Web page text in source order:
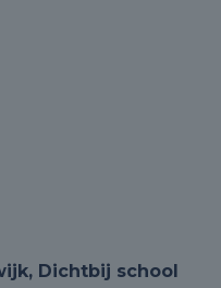
Dichtbij school